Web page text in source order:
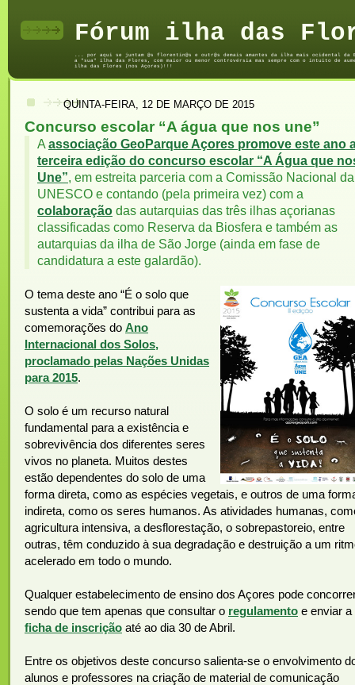
Fórum ilha das
... por aqui se juntam @s florentin@s e outr@s demais amantes da ilha mais ocidental
a "sua" ilha das Flores, com maior ou menor controvérsia mas sempre com o intuito de
ilha das Flores (nos Açores)!!!
QUINTA-FEIRA, 12 DE MARÇO DE 2015
Concurso escolar “A água que nos une”
A associação GeoParque Açores promove este ano
terceira edição do concurso escolar “A Água que
Une”, em estreita parceria com a Comissão Nacional da
UNESCO e contando (pela primeira vez) com a
colaboração das autarquias das três ilhas açorianas
classificadas como Reserva da Biosfera e também as
autarquias da ilha de São Jorge (ainda em fase de
candidatura a este galardão).
O tema deste ano “É o solo que
sustenta a vida” contribui para as
comemorações do Ano
Internacional dos Solos,
proclamado pelas Nações Unidas
para 2015.
O solo é um recurso natural
fundamental para a existência e
sobrevivência dos diferentes seres
vivos no planeta. Muitos destes
estão dependentes do solo de uma
forma direta, como as espécies vegetais, e outros de uma
indireta, como os seres humanos. As atividades humanas,
agricultura intensiva, a desflorestação, o sobrepastoreio, entre
outras, têm conduzido à sua degradação e destruição a um
acelerado em todo o mundo.
Qualquer estabelecimento de ensino dos Açores pode
sendo que tem apenas que consultar o regulamento e enviar a
ficha de inscrição até ao dia 30 de Abril.
Entre os objetivos deste concurso salienta-se o envolvimento
alunos e professores na criação de material de comunicação